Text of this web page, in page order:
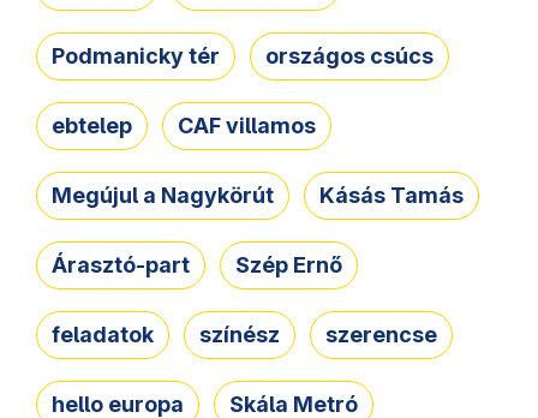
Podmanicky tér országos csúcs
ebtelep CAF villamos
Megújul a Nagykörút Kásás Tamás
Árasztó-part Szép Ernő
feladatok színész szerencse
hello europa Skála Metró